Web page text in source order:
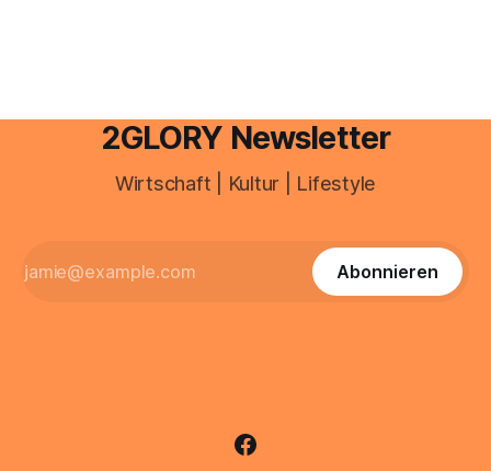
2GLORY Newsletter
Wirtschaft | Kultur | Lifestyle
Abonnieren